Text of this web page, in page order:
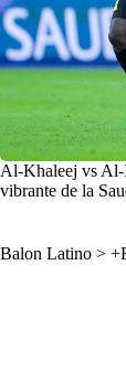
Al-Khaleej vs Al-
vibrante de la
Balon Latino >